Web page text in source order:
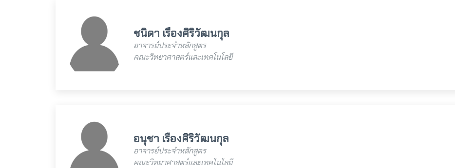
ชนิดา เรืองศิริวัฒนกุล
อาจารย์ประจำหลักสูตร
คณะวิทยาศาสตร์และเทคโนโลยี
อนุชา เรืองศิริวัฒนกุล
อาจารย์ประจำหลักสูตร
คณะวิทยาศาสตร์และเทคโนโลยี